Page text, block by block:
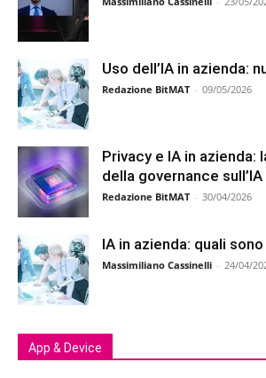
Uso dell’IA in azienda:
Redazione BitMAT - 09/05/2026
Privacy e IA in azienda:
della governance sull’IA
Redazione BitMAT - 30/04/2026
IA in azienda: quali
Massimiliano Cassinelli - 24/04/
App & Device